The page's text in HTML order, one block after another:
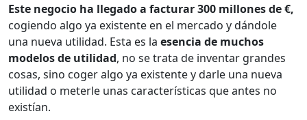
Este negocio ha llegado a facturar 300 millones de €,
cogiendo algo ya existente en el mercado y dándole
una nueva utilidad. Esta es la esencia de muchos
modelos de utilidad, no se trata de inventar grandes
cosas, sino coger algo ya existente y darle una nueva
utilidad o meterle unas características que antes no
existían.